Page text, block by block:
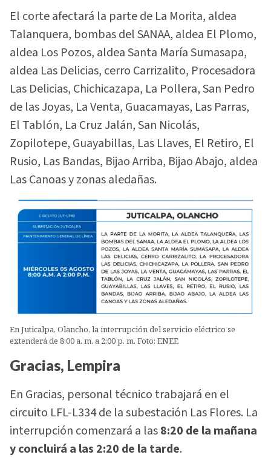
El corte afectará la parte de La Morita, aldea
Talanquera, bombas del SANAA, aldea El Plomo,
aldea Los Pozos, aldea Santa María Sumasapa,
aldea Las Delicias, cerro Carrizalito, Procesadora
Las Delicias, Chichicazapa, La Pollera, San Pedro
de las Joyas, La Venta, Guacamayas, Las Parras,
El Tablón, La Cruz Jalán, San Nicolás,
Zopilotepe, Guayabillas, Las Llaves, El Retiro, El
Rusio, Las Bandas, Bijao Arriba, Bijao Abajo, aldea
Las Canoas y zonas aledañas.
En Juticalpa, Olancho, la interrupción del servicio eléctrico se
extenderá de 8:00 a. m. a 2:00 p. m. Foto: ENEE
Gracias, Lempira
En Gracias, personal técnico trabajará en el
circuito LFL-L334 de la subestación Las Flores. La
interrupción comenzará a las8:20 de la mañana
y concluirá a las 2:20 de la tarde.